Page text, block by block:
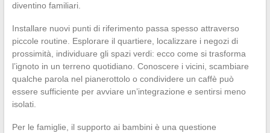
diventino familiari.
Installare nuovi punti di riferimento passa spesso attraverso
piccole routine. Esplorare il quartiere, localizzare i negozi di
prossimità, individuare gli spazi verdi: ecco come si trasforma
l’ignoto in un terreno quotidiano. Conoscere i vicini, scambiare
qualche parola nel pianerottolo o condividere un caffè può
essere sufficiente per avviare un’integrazione e sentirsi meno
isolati.
Per le famiglie, il supporto ai bambini è una questione